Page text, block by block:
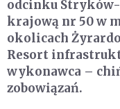
odcinku
krajową nr 50 w
okolicach
Resort
wykonawca –
zobowiązań.